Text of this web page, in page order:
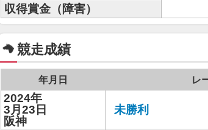
収得賞金（障害）
競走成績
年月日 レ
2024年
3月23日
阪神
未勝利